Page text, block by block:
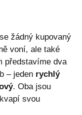
žádný kupovaný
voní, ale také
představíme dva
– jeden rychlý
. Oba jsou
svou